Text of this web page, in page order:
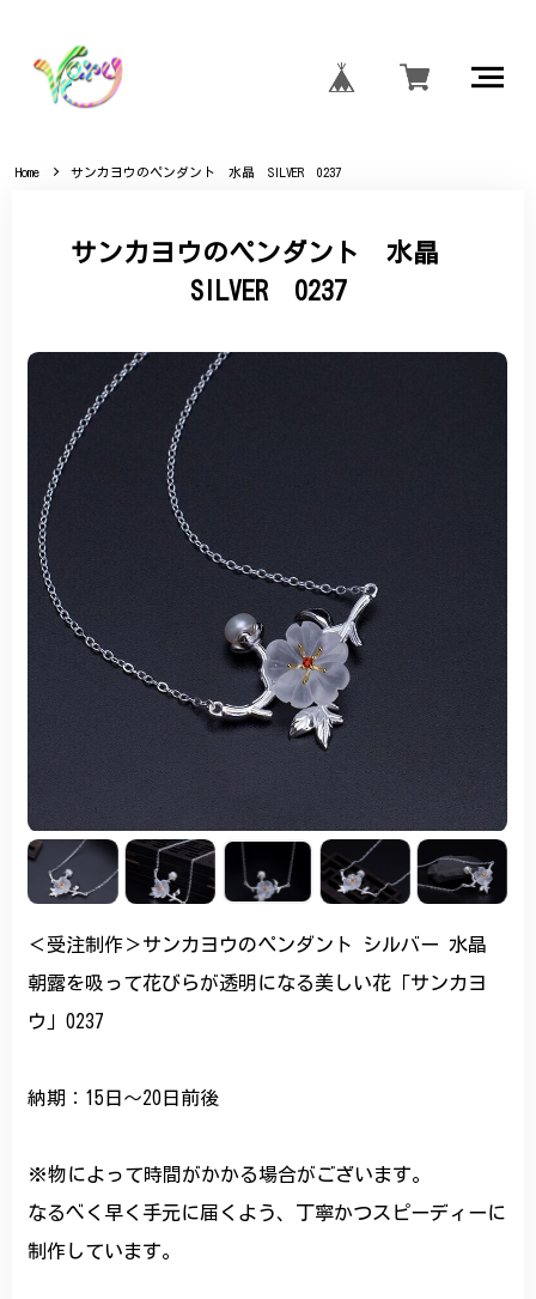
Home サンカヨウのペンダント 水晶 SILVER 0237
サンカヨウのペンダント 水晶
SILVER 0237
＜受注制作＞サンカヨウのペンダント シルバー 水晶
朝露を吸って花びらが透明になる美しい花「サンカヨ
ウ」0237
納期：15日〜20日前後
※物によって時間がかかる場合がございます。
なるべく早く手元に届くよう、丁寧かつスピーディーに
制作しています。